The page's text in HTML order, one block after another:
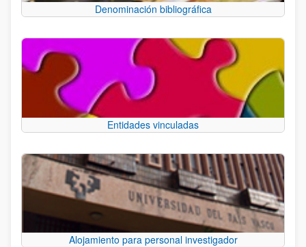
Denominación bibliográfica
Entidades vinculadas
Alojamiento para personal investigador